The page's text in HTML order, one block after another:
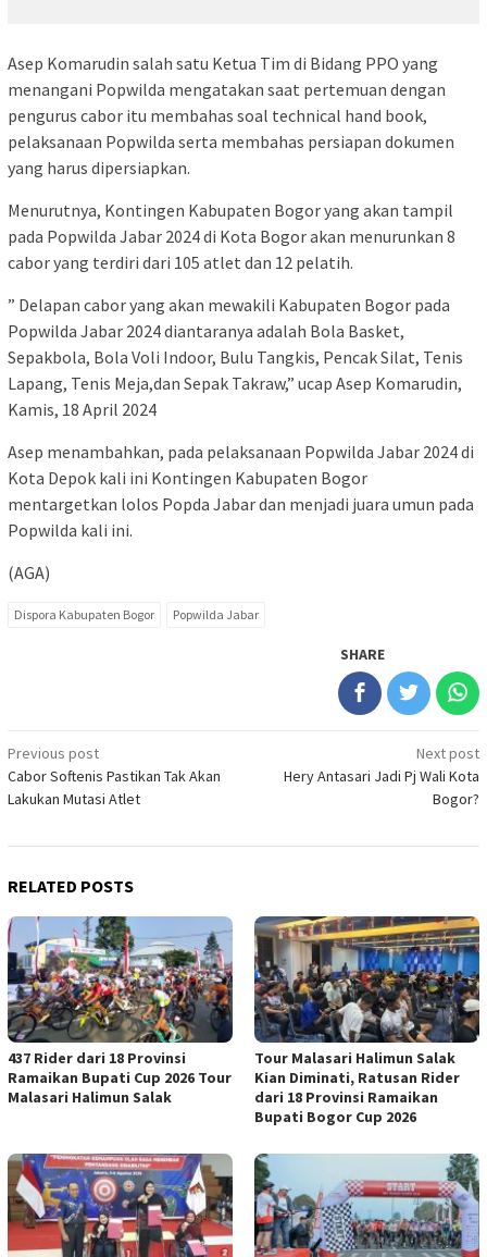
Asep Komarudin salah satu Ketua Tim di Bidang PPO yang
menangani Popwilda mengatakan saat pertemuan dengan
pengurus cabor itu membahas soal technical hand book,
pelaksanaan Popwilda serta membahas persiapan dokumen
yang harus dipersiapkan.
Menurutnya, Kontingen Kabupaten Bogor yang akan tampil
pada Popwilda Jabar 2024 di Kota Bogor akan menurunkan 8
cabor yang terdiri dari 105 atlet dan 12 pelatih.
” Delapan cabor yang akan mewakili Kabupaten Bogor pada
Popwilda Jabar 2024 diantaranya adalah Bola Basket,
Sepakbola, Bola Voli Indoor, Bulu Tangkis, Pencak Silat, Tenis
Lapang, Tenis Meja,dan Sepak Takraw,” ucap Asep Komarudin,
Kamis, 18 April 2024
Asep menambahkan, pada pelaksanaan Popwilda Jabar 2024 di
Kota Depok kali ini Kontingen Kabupaten Bogor
mentargetkan lolos Popda Jabar dan menjadi juara umun pada
Popwilda kali ini.
(AGA)
Dispora Kabupaten Bogor Popwilda Jabar
SHARE
Post
navigation
Previous post
Cabor Softenis Pastikan Tak Akan
Lakukan Mutasi Atlet
Next post
Hery Antasari Jadi Pj Wali Kota
Bogor?
RELATED POSTS
437 Rider dari 18 Provinsi
Ramaikan Bupati Cup 2026 Tour
Malasari Halimun Salak
Tour Malasari Halimun Salak
Kian Diminati, Ratusan Rider
dari 18 Provinsi Ramaikan
Bupati Bogor Cup 2026